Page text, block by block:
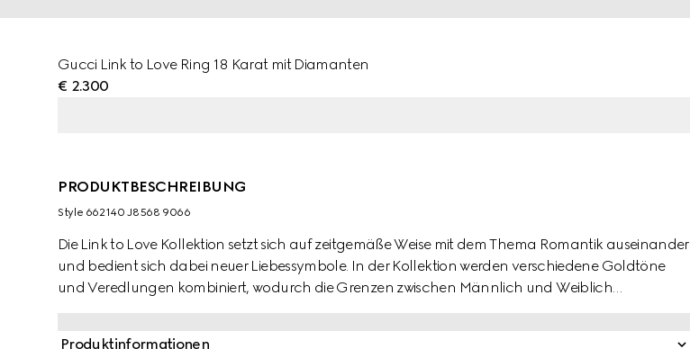
Gucci Link to Love Ring 18 Karat mit Diamanten
€ 2.300
PRODUKTBESCHREIBUNG
Style ‎662140 J8568 9066
Die Link to Love Kollektion setzt sich auf zeitgemäße Weise mit dem Thema Romantik auseinander
und bedient sich dabei neuer Liebessymbole. In der Kollektion werden verschiedene Goldtöne
und Veredlungen kombiniert, wodurch die Grenzen zwischen Männlich und Weiblich
Produktinformationen